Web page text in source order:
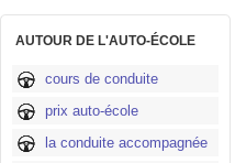
AUTOUR DE L'AUTO-ÉCOLE
cours de conduite
prix auto-école
la conduite accompagnée